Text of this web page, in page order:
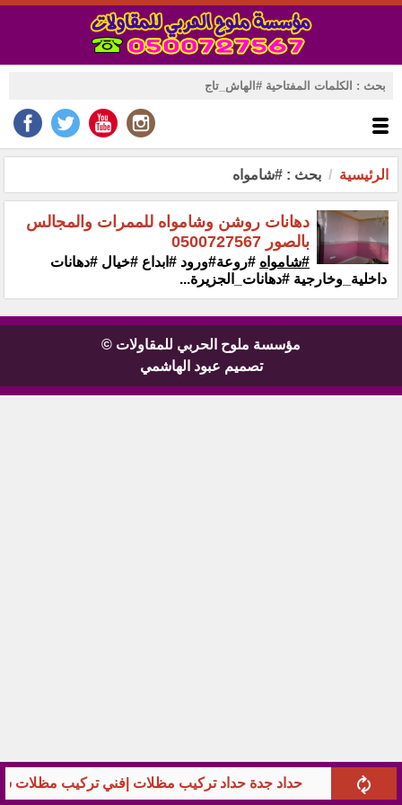
الرئيسية بحث : #شامواه
حداد جدة حداد تركيب مظلات |فني تركيب مظلات
دهانات روشن وشامواه للممرات والمجالس
بالصور 0500727567
#شامواه #روعة#ورود #ابداع #خيال #دهانات
داخلية_وخارجية‏ ‏#دهانات_الجزيرة...
مؤسسة ملوح الحربي للمقاولات ©
تصميم عبود الهاشمي